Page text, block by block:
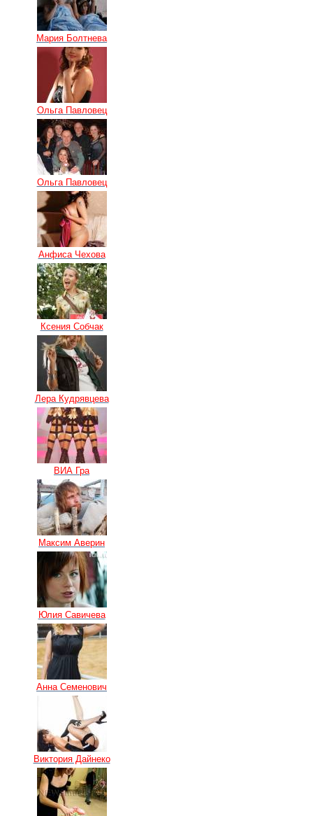
Мария Болтнева
Ольга Павловец
Ольга Павловец
Анфиса Чехова
Ксения Собчак
Лера Кудрявцева
ВИА Гра
Максим Аверин
Юлия Савичева
Анна Семенович
Виктория Дайнеко